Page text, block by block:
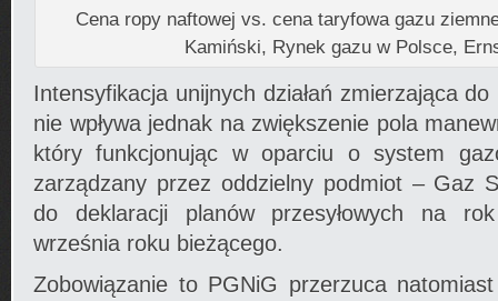
Cena ropy naftowej vs. cena taryfowa gazu
Kamiński, Rynek gazu w Polsce,
Intensyfikacja unijnych działań zmierzająca
nie wpływa jednak na zwiększenie pola
który funkcjonując w oparciu o system
zarządzany przez oddzielny podmiot – Gaz
do deklaracji planów przesyłowych na
września roku bieżącego.
Zobowiązanie to PGNiG przerzuca